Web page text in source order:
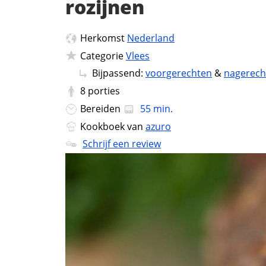
rozijnen
Herkomst Nederland
CategorieVlees
Bijpassend: voorgerechten &
8 porties
Bereiden
55 min.
Kookboek van azuro
Schrijf een review